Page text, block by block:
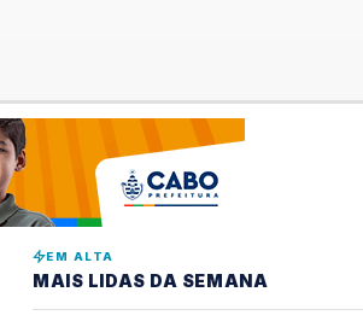
EM ALTA
MAIS LIDAS DA SEMANA